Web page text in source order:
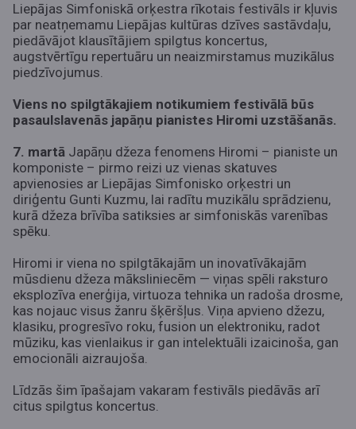
Liepājas Simfoniskā orķestra rīkotais festivāls ir kļuvis
par neatņemamu Liepājas kultūras dzīves sastāvdaļu,
piedāvājot klausītājiem spilgtus koncertus,
augstvērtīgu repertuāru un neaizmirstamus muzikālus
piedzīvojumus.
Viens no spilgtākajiem notikumiem festivālā būs
pasaulslavenās japāņu pianistes Hiromi uzstāšanās.
7. martā Japāņu džeza fenomens Hiromi – pianiste un
komponiste – pirmo reizi uz vienas skatuves
apvienosies ar Liepājas Simfonisko orķestri un
diriģentu Gunti Kuzmu, lai radītu muzikālu sprādzienu,
kurā džeza brīvība satiksies ar simfoniskās varenības
spēku.
Hiromi ir viena no spilgtākajām un inovatīvākajām
mūsdienu džeza māksliniecēm — viņas spēli raksturo
eksplozīva enerģija, virtuoza tehnika un radoša drosme,
kas nojauc visus žanru šķēršļus. Viņa apvieno džezu,
klasiku, progresīvo roku, fusion un elektroniku, radot
mūziku, kas vienlaikus ir gan intelektuāli izaicinoša, gan
emocionāli aizraujoša.
Līdzās šim īpašajam vakaram festivāls piedāvās arī
citus spilgtus koncertus.